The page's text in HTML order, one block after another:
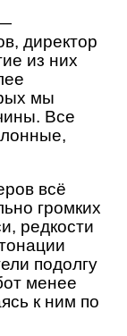
директор
из них
мы
Все
всё
громких
редкости
подолгу
менее
к ним по